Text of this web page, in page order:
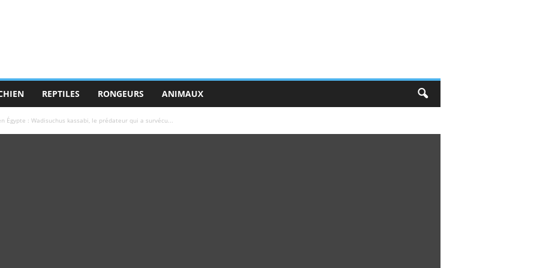
REPTILES RONGEURS ANIMAUX
Égypte : Wadisuchus kassabi, le prédateur qui a survécu...